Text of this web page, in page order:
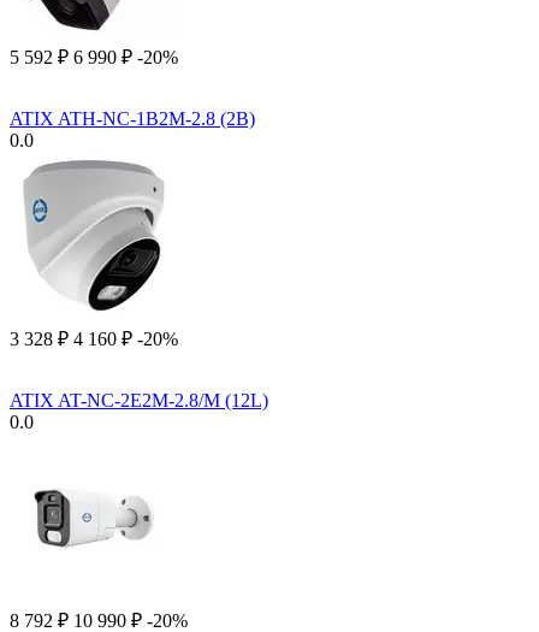
5 592 ₽ 6 990 ₽ -20%
ATIX ATH-NC-1B2M-2.8 (2B)
0.0
3 328 ₽ 4 160 ₽ -20%
ATIX AT-NC-2E2M-2.8/M (12L)
0.0
8 792 ₽ 10 990 ₽ -20%